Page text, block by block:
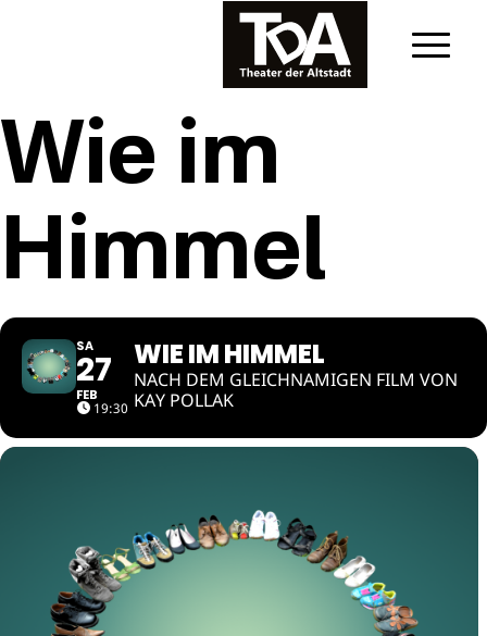
Wie im
Himmel
SA
27
FEB
19:30
WIE IM HIMMEL
NACH DEM GLEICHNAMIGEN FILM VON
KAY POLLAK